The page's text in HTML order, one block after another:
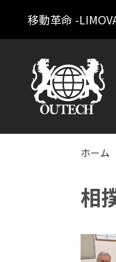
移動革命 -
ホーム
相